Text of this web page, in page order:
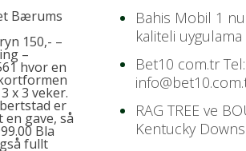
Bærums
150,- –
–
hvor en
x 3 veker.
er
gave, så
Bla
fullt
Bahis Mobil 1
kaliteli uygulama
Bet10 com.tr
RAG TREE ve
Kentucky Downs